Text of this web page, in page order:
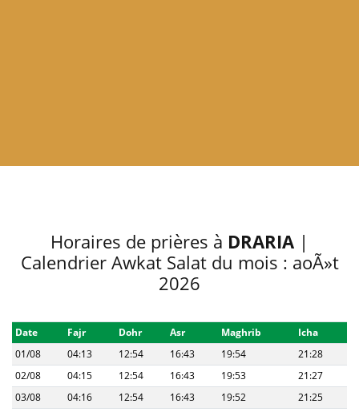
Horaires de prières à DRARIA |
Calendrier Awkat Salat du mois : aoÃ»t
2026
Date Fajr Dohr Asr Maghrib
Icha
01/08
04:13 12:54 16:43 19:54
21:28
02/08
04:15 12:54 16:43 19:53
21:27
03/08
04:16 12:54 16:43 19:52
21:25